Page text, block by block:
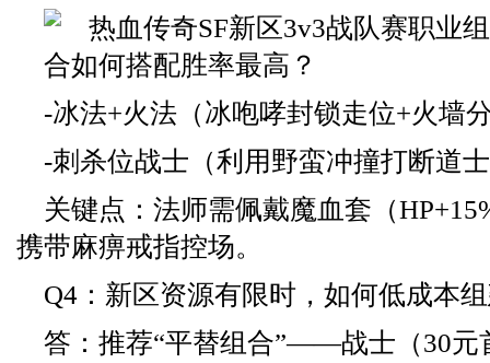
-冰法+火法（冰咆哮封锁走位+火墙
-刺杀位战士（利用野蛮冲撞打断道
关键点：法师需佩戴魔血套（
携带麻痹戒指控场。
Q4：新区资源有限时，如何低成本
答：推荐“平替组合”——战士（30元